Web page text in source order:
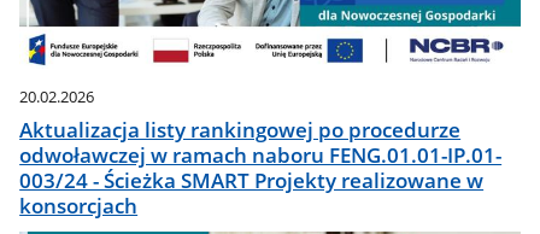
20.02.2026
Aktualizacja listy rankingowej po procedurze
odwoławczej w ramach naboru FENG.01.01-IP.01-
003/24 - Ścieżka SMART Projekty realizowane w
konsorcjach